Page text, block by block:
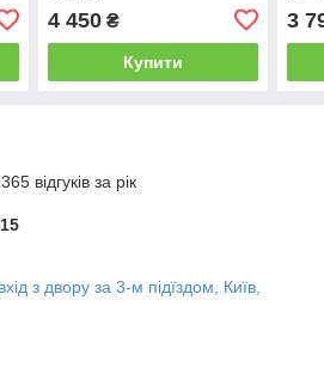
4 450₴
Купити
3
відгуків за рік
з двору за 3-м підїздом, Київ,